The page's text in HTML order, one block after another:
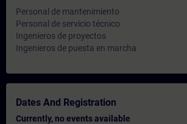
Personal de mantenimiento
Personal de servicio técnico
Ingenieros de proyectos
Ingenieros de puesta en marcha
Dates And Registration
Currently, no events available